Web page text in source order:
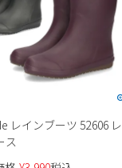
レインブーツ 52606 レ
ス